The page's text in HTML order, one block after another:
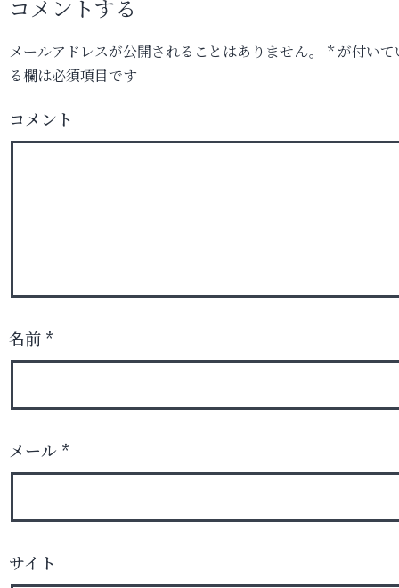
コメントする
メールアドレスが公開されることはありません。 *が付いて
る欄は必須項目です
コメント
名前 *
メール *
サイト